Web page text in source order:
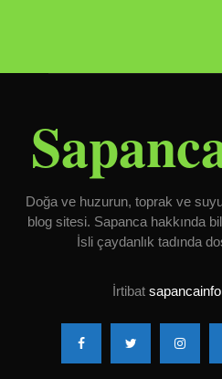
Doğa ve huzurun, toprak ve
blog sitesi. Sapanca hakkında
İsli çaydanlık tadında
İrtibat